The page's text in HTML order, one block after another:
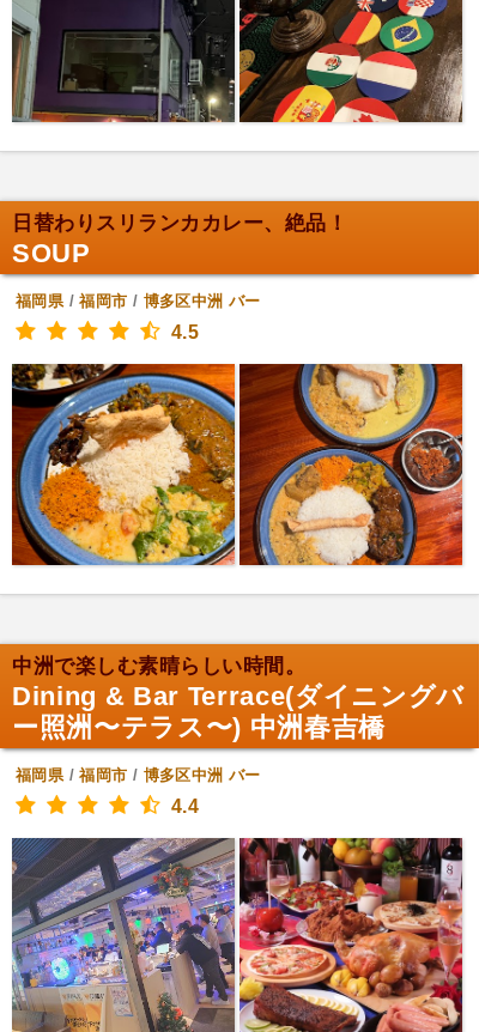
日替わりスリランカカレー、絶品！
SOUP
福岡県/福岡市 / 博多区中洲 バー
4.5
中洲で楽しむ素晴らしい時間。
Dining & Bar Terrace(ダイニングバ
ー照洲〜テラス〜) 中洲春吉橋
福岡県/福岡市 / 博多区中洲 バー
4.4